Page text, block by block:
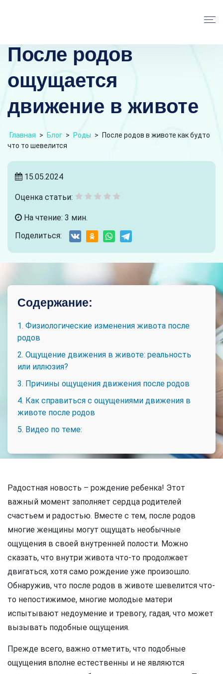
После родов
ощущается
движение в животе
Главная > Блог > Роды >
После родов в животе как будто
что то шевелится
15.05.2024
Оценка статьи:
На чтение: 3 мин.
Поделиться:
Содержание:
1. Физиологические изменения живота после
родов
2. Ощущение движения в животе: реальность
или иллюзия?
3. Причины ощущения движения после родов
4. Как справиться с ощущениями движения в
животе после родов
5. Видео по теме:
Радостная новость – рождение ребенка! Этот
важный момент заполняет сердца родителей
счастьем и радостью. Вместе с тем, после родов
многие женщины могут ощущать необычные
ощущения в своей внутренней полости. Можно
сказать, что внутри живота что-то продолжает
двигаться, хотя само рождение уже произошло.
Обнаружив, что после родов в животе шевелится что-
то непостижимое, многие молодые матери
испытывают недоумение и тревогу, гадая, что может
вызывать подобные ощущения.
Прежде всего, важно отметить, что подобные
ощущения вполне естественны и не являются